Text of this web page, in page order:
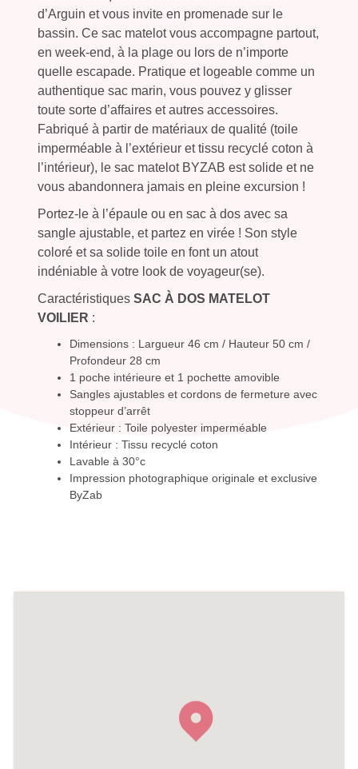
d’Arguin et vous invite en promenade sur le
bassin. Ce sac matelot vous accompagne partout,
en week-end, à la plage ou lors de n’importe
quelle escapade. Pratique et logeable comme un
authentique sac marin, vous pouvez y glisser
toute sorte d’affaires et autres accessoires.
Fabriqué à partir de matériaux de qualité (toile
imperméable à l’extérieur et tissu recyclé coton à
l’intérieur), le sac matelot BYZAB est solide et ne
vous abandonnera jamais en pleine excursion !
Portez-le à l’épaule ou en sac à dos avec sa
sangle ajustable, et partez en virée ! Son style
coloré et sa solide toile en font un atout
indéniable à votre look de voyageur(se).
Caractéristiques SAC À DOS MATELOT
VOILIER :
Dimensions : Largueur 46 cm / Hauteur 50 cm /
Profondeur 28 cm
1 poche intérieure et 1 pochette amovible
Sangles ajustables et cordons de fermeture avec
stoppeur d’arrêt
Extérieur : Toile polyester imperméable
Intérieur : Tissu recyclé coton
Lavable à 30°c
Impression photographique originale et exclusive
ByZab